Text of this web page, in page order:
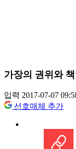
가장의 권위와
입력 2017-07-07
선호매체 추가